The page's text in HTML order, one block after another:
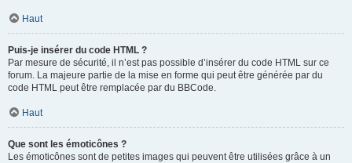
Haut
Puis-je insérer du code HTML ?
Par mesure de sécurité, il n’est pas possible d’insérer du code HTML sur ce
forum. La majeure partie de la mise en forme qui peut être générée par du
code HTML peut être remplacée par du BBCode.
Haut
Que sont les émoticônes ?
Les émoticônes sont de petites images qui peuvent être utilisées grâce à un